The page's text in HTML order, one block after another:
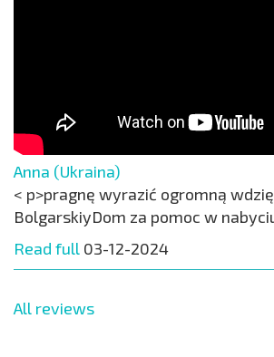
Anna (Ukraina)
< p>pragnę wyrazić ogromną
BolgarskiyDom za pomoc w
Read full 03-12-2024
All reviews